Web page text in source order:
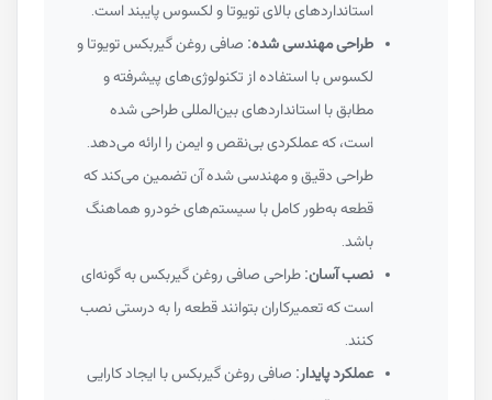
استانداردهای بالای تویوتا و لکسوس پایبند است.
طراحی مهندسی شده:صافی روغن گیربکس تویوتا و
لکسوس با استفاده از تکنولوژی‌های پیشرفته و
مطابق با استانداردهای بین‌المللی طراحی شده
است، که عملکردی بی‌نقص و ایمن را ارائه می‌دهد.
طراحی دقیق و مهندسی شده آن تضمین می‌کند که
قطعه به‌طور کامل با سیستم‌های خودرو هماهنگ
باشد.
نصب آسان:طراحی صافی روغن گیربکس به گونه‌ای
است که تعمیرکاران بتوانند قطعه را به درستی نصب
کنند.
عملکرد پایدار:صافی روغن گیربکس با ایجاد کارایی